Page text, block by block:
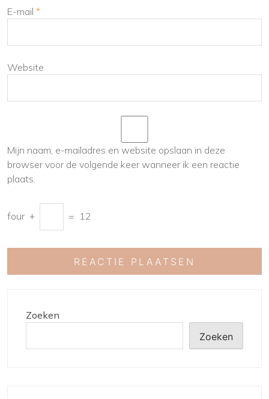
E-mail *
Website
Mijn naam, e-mailadres en website opslaan in deze
browser voor de volgende keer wanneer ik een reactie
plaats.
four + = 12
Zoeken
Zoeken